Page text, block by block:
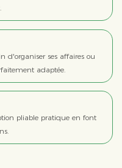
d'organiser ses affaires ou
adaptée.
pliable pratique en font